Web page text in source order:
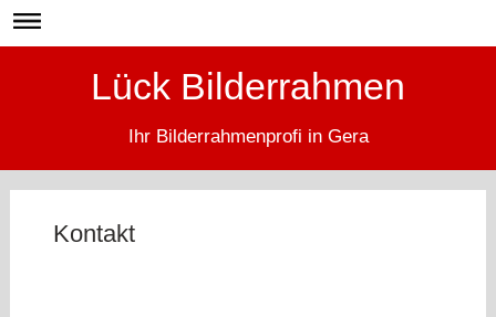
Lück Bilderrahmen
Ihr Bilderrahmenprofi in Gera
Kontakt